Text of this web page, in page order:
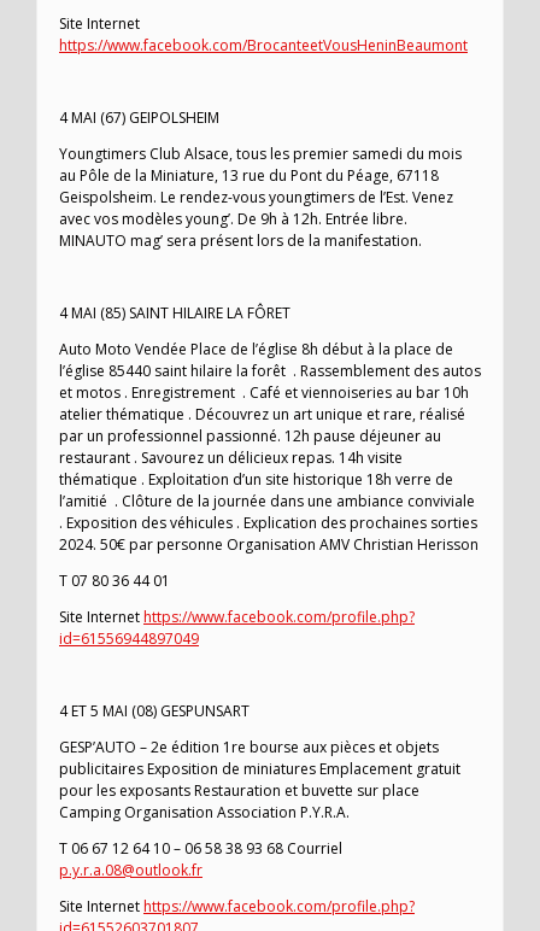
Site Internet
https://www.facebook.com/BrocanteetVousHeninBeaumont
4 MAI (67) GEIPOLSHEIM
Youngtimers Club Alsace, tous les premier samedi du mois
au Pôle de la Miniature, 13 rue du Pont du Péage, 67118
Geispolsheim. Le rendez-vous youngtimers de l’Est. Venez
avec vos modèles young’. De 9h à 12h. Entrée libre.
MINAUTO mag’ sera présent lors de la manifestation.
4 MAI (85) SAINT HILAIRE LA FÔRET
Auto Moto Vendée Place de l’église 8h début à la place de
l’église 85440 saint hilaire la forêt . Rassemblement des autos
et motos . Enregistrement . Café et viennoiseries au bar 10h
atelier thématique . Découvrez un art unique et rare, réalisé
par un professionnel passionné. 12h pause déjeuner au
restaurant . Savourez un délicieux repas. 14h visite
thématique . Exploitation d’un site historique 18h verre de
l’amitié . Clôture de la journée dans une ambiance conviviale
. Exposition des véhicules . Explication des prochaines sorties
2024. 50€ par personne Organisation AMV Christian Herisson
T 07 80 36 44 01
Site Internethttps://www.facebook.com/profile.php?
id=61556944897049
4 ET 5 MAI (08) GESPUNSART
GESP’AUTO – 2e édition 1re bourse aux pièces et objets
publicitaires Exposition de miniatures Emplacement gratuit
pour les exposants Restauration et buvette sur place
Camping Organisation Association P.Y.R.A.
T 06 67 12 64 10 – 06 58 38 93 68 Courriel
p.y.r.a.08@outlook.fr
Site Internethttps://www.facebook.com/profile.php?